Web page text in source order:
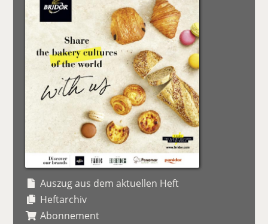
Auszug aus dem aktuellen Heft
Heftarchiv
Abonnement